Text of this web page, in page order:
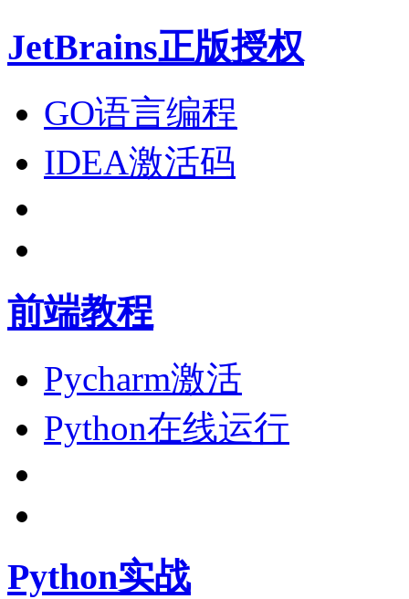
JetBrains正版授权
GO语言编程
IDEA激活码
前端教程
Pycharm激活
Python在线运行
Python实战